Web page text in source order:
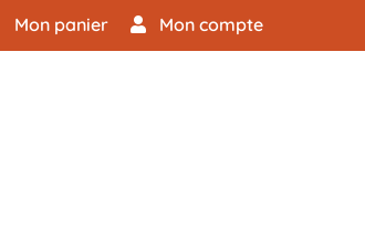
Mon compte
Mon panier